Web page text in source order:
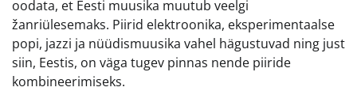
oodata, et Eesti muusika muutub veelgi
žanriülesemaks. Piirid elektroonika, eksperimentaalse
popi, jazzi ja nüüdismuusika vahel hägustuvad ning just
siin, Eestis, on väga tugev pinnas nende piiride
kombineerimiseks.